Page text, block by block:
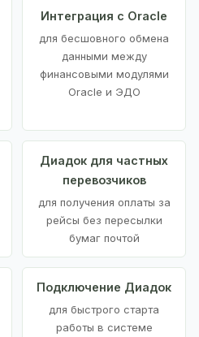
Интеграция с Oracle
для бесшовного обмена
данными между
финансовыми модулями
Oracle и ЭДО
Диадок для частных
перевозчиков
для получения оплаты за
рейсы без пересылки
бумаг почтой
Подключение Диадок
для быстрого старта
работы в системе